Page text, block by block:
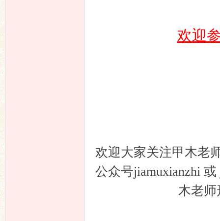
欢迎
欢迎大家关注甲木老
公众号jiamuxianzhi
木老师